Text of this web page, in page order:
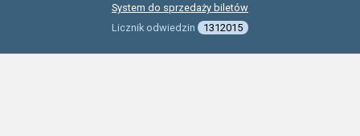
System do sprzedaży biletów
Licznik odwiedzin
1312015